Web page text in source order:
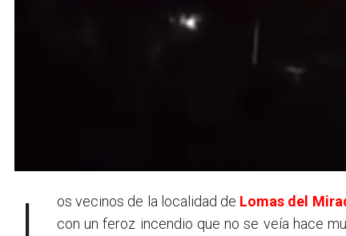
Los vecinos de la localidad de Lomas del
con un feroz incendio que no se veía hace